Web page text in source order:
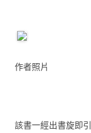
作者照片
該書一經出書旋即